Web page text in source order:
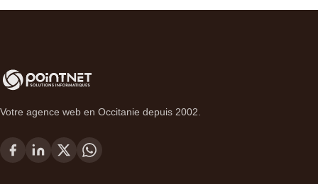
Votre agence web en Occitanie depuis 2002.